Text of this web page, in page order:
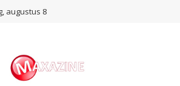
augustus 8